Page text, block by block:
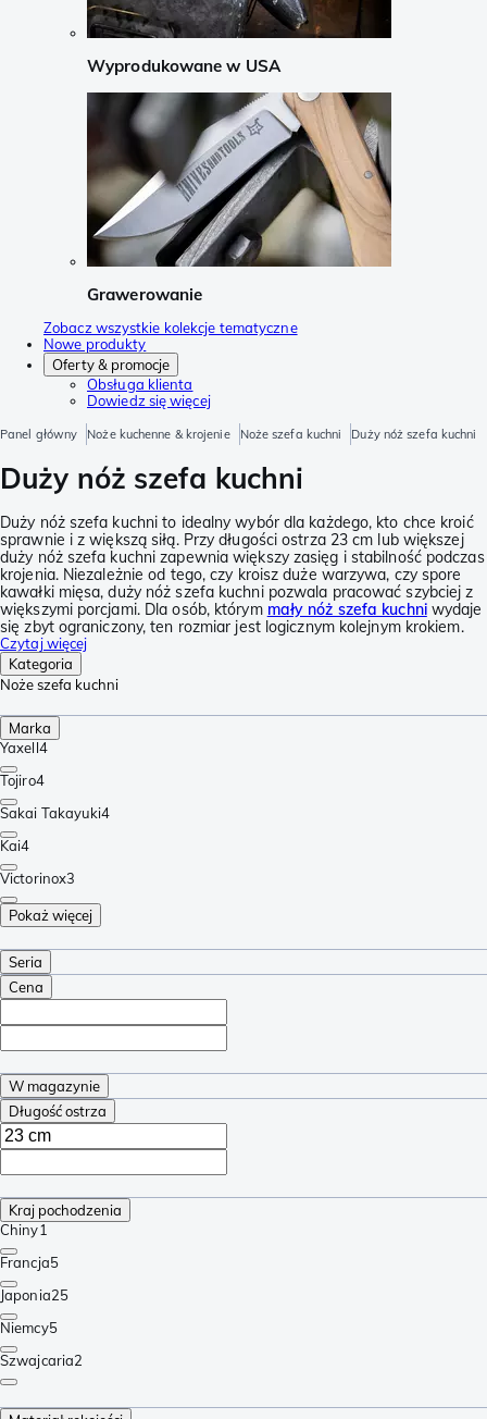
Wyprodukowane w USA
Grawerowanie
Zobacz wszystkie kolekcje tematyczne
Nowe produkty
Oferty & promocje
Obsługa klienta
Dowiedz się więcej
Panel główny Noże kuchenne & krojenie Noże szefa kuchni Duży nóż szefa kuchni
Duży nóż szefa kuchni
Duży nóż szefa kuchni to idealny wybór dla każdego, kto chce kroić
sprawnie i z większą siłą. Przy długości ostrza 23 cm lub większej
duży nóż szefa kuchni zapewnia większy zasięg i stabilność podczas
krojenia. Niezależnie od tego, czy kroisz duże warzywa, czy spore
kawałki mięsa, duży nóż szefa kuchni pozwala pracować szybciej z
większymi porcjami. Dla osób, którym mały nóż szefa kuchniwydaje
się zbyt ograniczony, ten rozmiar jest logicznym kolejnym krokiem.
Czytaj więcej
Kategoria
Noże szefa kuchni
Marka
Yaxell4
Tojiro4
Sakai Takayuki4
Kai4
Victorinox3
Pokaż więcej
Seria
Cena
W magazynie
Długość ostrza
Kraj pochodzenia
Chiny1
Francja5
Japonia25
Niemcy5
Szwajcaria2